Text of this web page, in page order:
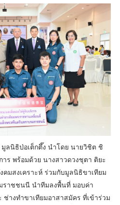
ลนิธิป่อเต็กตึ๊ง นำโดย นายวิชิต ชิ
ร พร้อมด้วย นางสาวดวงชุตา ติยะ
มสงเคราะห์ ร่วมกับมูลนิธิขาเทียม
ราชชนนี นำทีมลงพื้นที่ มอบค่า
างทำขาเทียมอาสาสมัคร ที่เข้าร่วม